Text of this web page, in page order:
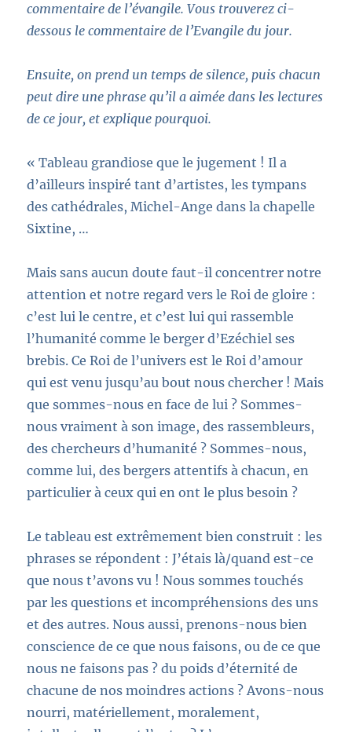
commentaire de l’évangile. Vous trouverez ci-
dessous le commentaire de l’Evangile du jour.
Ensuite, on prend un temps de silence, puis chacun
peut dire une phrase qu’il a aimée dans les lectures
de ce jour, et explique pourquoi.
« Tableau grandiose que le jugement ! Il a
d’ailleurs inspiré tant d’artistes, les tympans
des cathédrales, Michel-Ange dans la chapelle
Sixtine, …
Mais sans aucun doute faut-il concentrer notre
attention et notre regard vers le Roi de gloire :
c’est lui le centre, et c’est lui qui rassemble
l’humanité comme le berger d’Ezéchiel ses
brebis. Ce Roi de l’univers est le Roi d’amour
qui est venu jusqu’au bout nous chercher ! Mais
que sommes-nous en face de lui ? Sommes-
nous vraiment à son image, des rassembleurs,
des chercheurs d’humanité ? Sommes-nous,
comme lui, des bergers attentifs à chacun, en
particulier à ceux qui en ont le plus besoin ?
Le tableau est extrêmement bien construit : les
phrases se répondent : J’étais là/quand est-ce
que nous t’avons vu ! Nous sommes touchés
par les questions et incompréhensions des uns
et des autres. Nous aussi, prenons-nous bien
conscience de ce que nous faisons, ou de ce que
nous ne faisons pas ? du poids d’éternité de
chacune de nos moindres actions ? Avons-nous
nourri, matériellement, moralement,